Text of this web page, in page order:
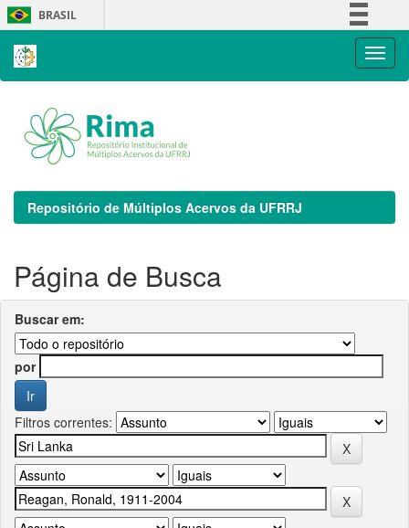
Skip
navigation
BRASIL
Repositório de Múltiplos Acervos da UFRRJ
Página de Busca
Buscar em:
por
Filtros correntes: